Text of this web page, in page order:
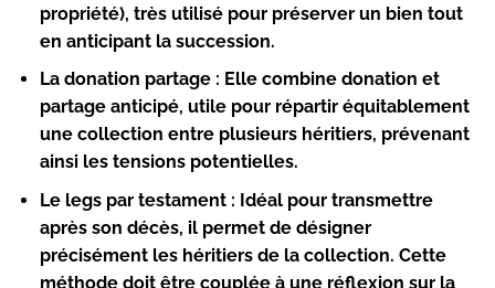
propriété), très utilisé pour préserver un bien tout
en anticipant la succession.
La donation partage : Elle combine donation et
partage anticipé, utile pour répartir équitablement
une collection entre plusieurs héritiers, prévenant
ainsi les tensions potentielles.
Le legs par testament : Idéal pour transmettre
après son décès, il permet de désigner
précisément les héritiers de la collection. Cette
méthode doit être couplée à une réflexion sur la